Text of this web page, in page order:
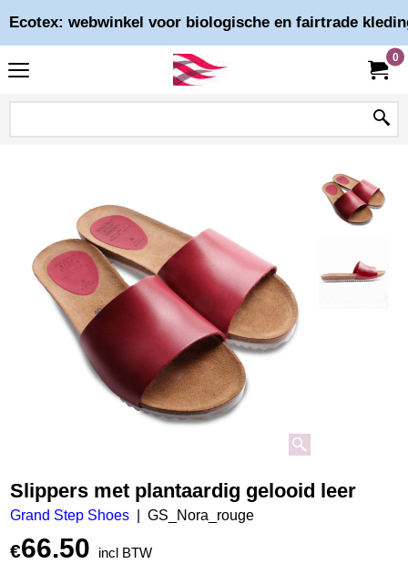
Ecotex: webwinkel voor biologische en fairtrade
0
Slippers met plantaardig gelooid leer
Grand Step Shoes GS_Nora_rouge
€66.50 incl BTW